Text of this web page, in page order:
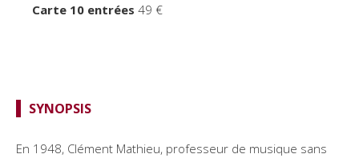
Carte 10 entrées 49 €
SYNOPSIS
En 1948, Clément Mathieu, professeur de musique sans